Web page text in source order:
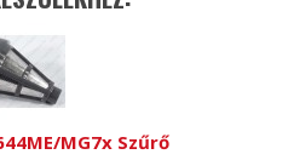
MG7x Szűrő